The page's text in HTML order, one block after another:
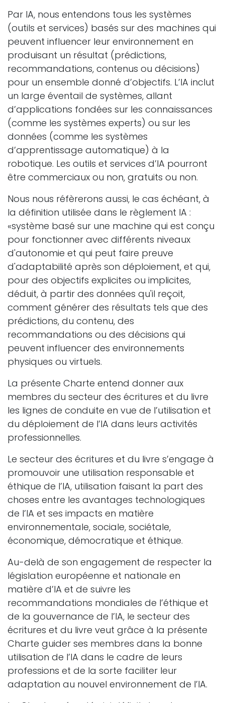
Par IA, nous entendons tous les systèmes
(outils et services) basés sur des machines qui
peuvent influencer leur environnement en
produisant un résultat (prédictions,
recommandations, contenus ou décisions)
pour un ensemble donné d’objectifs. L’IA inclut
un large éventail de systèmes, allant
d’applications fondées sur les connaissances
(comme les systèmes experts) ou sur les
données (comme les systèmes
d’apprentissage automatique) à la
robotique. Les outils et services d’IA pourront
être commerciaux ou non, gratuits ou non.
Nous nous réfèrerons aussi, le cas échéant, à
la définition utilisée dans le règlement IA :
«système basé sur une machine qui est conçu
pour fonctionner avec différents niveaux
d'autonomie et qui peut faire preuve
d'adaptabilité après son déploiement, et qui,
pour des objectifs explicites ou implicites,
déduit, à partir des données qu'il reçoit,
comment générer des résultats tels que des
prédictions, du contenu, des
recommandations ou des décisions qui
peuvent influencer des environnements
physiques ou virtuels.
La présente Charte entend donner aux
membres du secteur des écritures et du livre
les lignes de conduite en vue de l’utilisation et
du déploiement de l’IA dans leurs activités
professionnelles.
Le secteur des écritures et du livre s’engage à
promouvoir une utilisation responsable et
éthique de l’IA, utilisation faisant la part des
choses entre les avantages technologiques
de l’IA et ses impacts en matière
environnementale, sociale, sociétale,
économique, démocratique et éthique.
Au-delà de son engagement de respecter la
législation européenne et nationale en
matière d’IA et de suivre les
recommandations mondiales de l’éthique et
de la gouvernance de l’IA, le secteur des
écritures et du livre veut grâce à la présente
Charte guider ses membres dans la bonne
utilisation de l’IA dans le cadre de leurs
professions et de la sorte faciliter leur
adaptation au nouvel environnement de l’IA.